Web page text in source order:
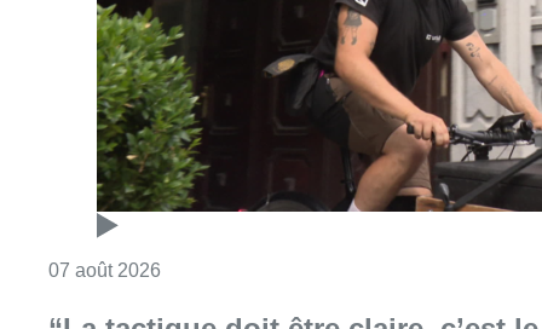
plus important”: Mark van Bommel
dévoile sa philosophie pour les
Diables rouges